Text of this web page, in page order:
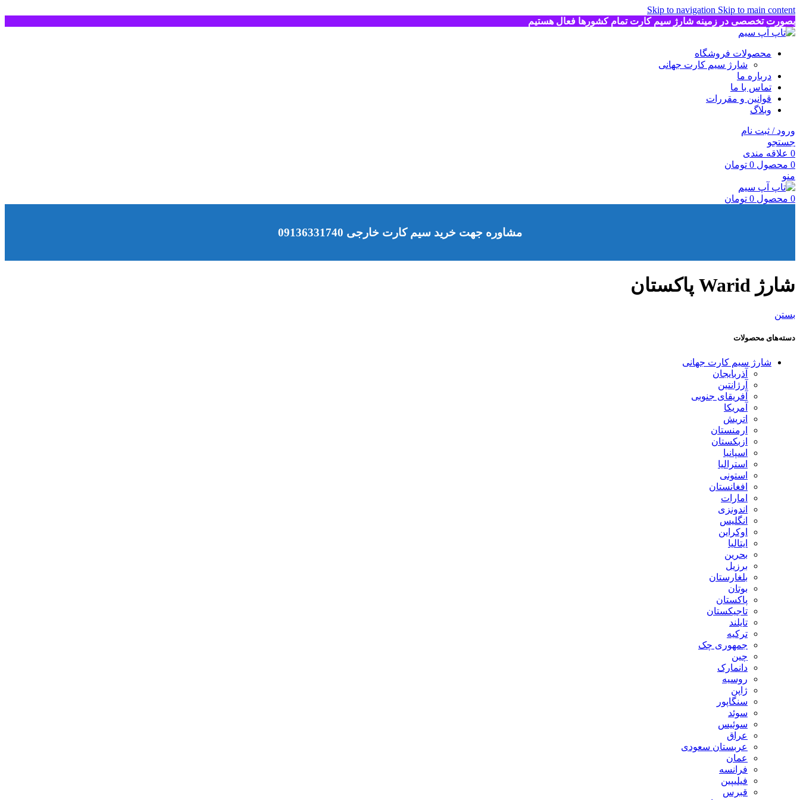
Skip to navigation Skip to main content
بصورت تخصصی در زمینه شارژ سیم کارت تمام کشورها فعال هستیم
محصولات فروشگاه
شارژ سیم کارت جهانی
درباره ما
تماس با ما
قوانین و مقررات
وبلاگ
ورود / ثبت نام
جستجو
0 علاقه مندی
0 محصول 0 تومان
منو
0 محصول 0 تومان
مشاوره جهت خرید سیم کارت خارجی 09136331740
شارژ Warid پاکستان
بستن
دسته‌های محصولات
شارژ سیم کارت جهانی
آذربایجان
آرژانتین
آفریقای جنوبی
آمریکا
اتریش
ارمنستان
ازبکستان
اسپانیا
استرالیا
استونی
افغانستان
امارات
اندونزی
انگلیس
اوکراین
ایتالیا
بحرین
برزیل
بلغارستان
بوتان
پاکستان
تاجیکستان
تایلند
ترکیه
جمهوری چک
چین
دانمارک
روسیه
ژاپن
سنگاپور
سوئد
سوئیس
عراق
عربستان سعودی
عمان
فرانسه
فیلیپین
قبرس